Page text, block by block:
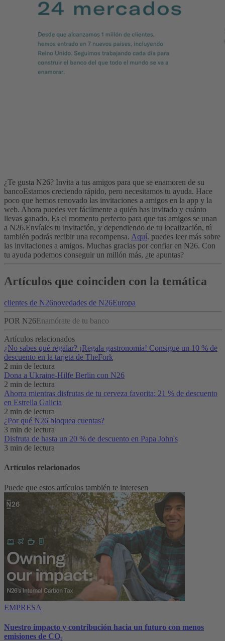
¿Te gusta N26? Invita a tus amigos para que se enamoren de su
bancoEstamos creciendo rápido, pero necesitamos tu ayuda. Hace
poco que hemos renovado las invitaciones a amigos en la app y la
web. Ahora puedes ver fácilmente a quién has invitado y cuánto
llevas ganado. Es el momento perfecto para que tus amigos se unan
a N26.Envíales tu invitación, y dependiendo de tu localización, tú
también podrás recibir una recompensa. Aquí. puedes leer más sobre
las invitaciones a amigos. Muchas gracias por confiar en N26. Con
tu ayuda podemos conseguir un millón más, ¿te apuntas?
Artículos que coinciden con la temática
clientes de N26novedades de N26Europa
POR N26Enamórate de tu banco
Artículos relacionados
¿No sabes qué regalar? ¡Regala gastronomía! Consigue un 10 % de
descuento en la tarjeta de TheFork
2 min de lectura
Dona a Ukraine-Hilfe Berlin con N26
2 min de lectura
Ahorra mientras disfrutas de tu cerveza favorita: 21 % de descuento
en Estrella Galicia
2 min de lectura
¿Por qué N26 bloquea cuentas?
3 min de lectura
Disfruta de hasta un 20 % de descuento en Papa John's
3 min de lectura
Artículos relacionados
Puede que estos artículos también te interesen
EMPRESA
Nuestro impacto y contribución hacia un futuro con menos
emisiones de CO₂